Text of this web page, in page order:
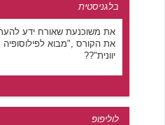
בלגניסטית
את משוכנעת שאורח ידע
את הקורס ,"מבוא לפילוסופיה
יוונית"??
לוליפופ